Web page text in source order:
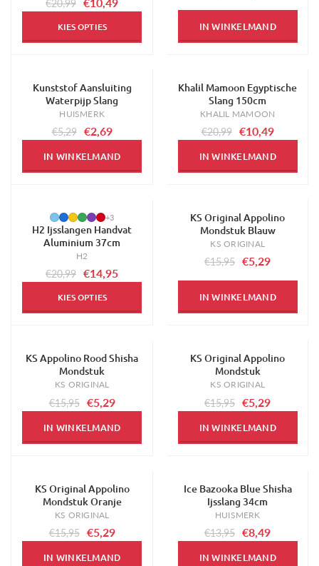
€20,99
KIES OPTIES IN WINKELMAND
-49%
Kunststof Aansluiting
Waterpijp Slang
HUISMERK
€5,29 €2,69
IN WINKELMAND
-50%
Khalil Mamoon Egyptische
Slang 150cm
KHALIL MAMOON
€20,99 €10,49
IN WINKELMAND
+3
H2 Ijsslangen Handvat
Aluminium 37cm
H2
€20,99 €14,95
KIES OPTIES
-67%
KS Original Appolino
Mondstuk Blauw
KS ORIGINAL
€15,95 €5,29
IN WINKELMAND
-67%
KS Appolino Rood Shisha
Mondstuk
KS ORIGINAL
€15,95 €5,29
IN WINKELMAND
-67%
KS Original Appolino
Mondstuk
KS ORIGINAL
€15,95 €5,29
IN WINKELMAND
-67%KS Original Appolino
Mondstuk Oranje
KS ORIGINAL
€15,95 €5,29
IN WINKELMAND
-39%
Ice Bazooka Blue Shisha
Ijsslang 34cm
HUISMERK
€13,95 €8,49
IN WINKELMAND